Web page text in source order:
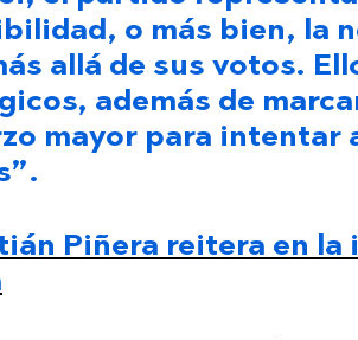
o más bien, la
allá de sus votos.
además de
mayor para intentar
Piñera reitera en la